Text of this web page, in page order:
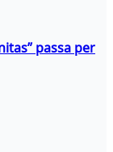
passa per